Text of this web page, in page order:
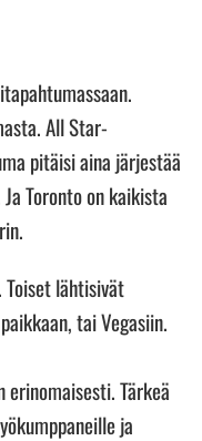
All Star-
pitäisi aina järjestää
Toronto on kaikista
lähtisivät
tai Vegasiin.
erinomaisesti. Tärkeä
ja